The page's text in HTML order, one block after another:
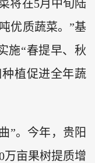
将在5月中旬陆
优质蔬菜。”基
施“春提早、秋
植促进全年蔬
”。今年，贵阳
万亩果树提质增